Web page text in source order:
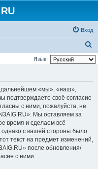
Вход
о
Язык:
дальнейшем «мы», «наш»,
подтверждаете своё согласие
с ними, пожалуйста, не
Мы оставляем за
время и сделаем всё
однако с вашей стороны было
текст на предмет изменений,
после обновления/
с ними.